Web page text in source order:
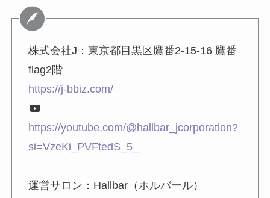
株式会社J：東京都目黒区鷹番2-15-16 鷹番
flag2階
https://j-bbiz.com/
https://youtube.com/@hallbar_jcorporation?
si=VzeKi_PVFtedS_5_
運営サロン：Hallbar（ホルバール）